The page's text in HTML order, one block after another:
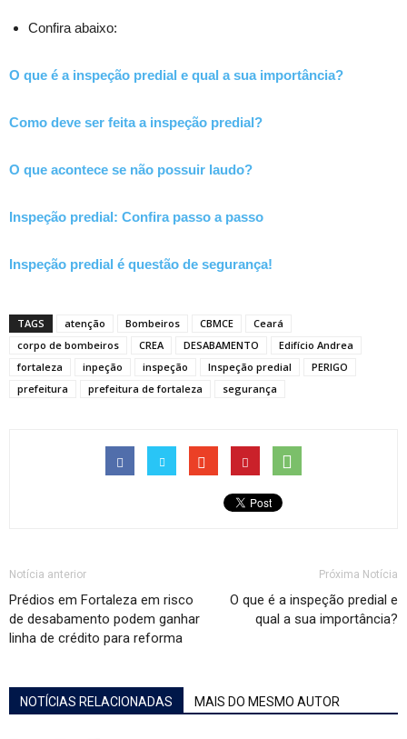
Confira abaixo:
O que é a inspeção predial e qual a sua importância?
Como deve ser feita a inspeção predial?
O que acontece se não possuir laudo?
Inspeção predial: Confira passo a passo
Inspeção predial é questão de segurança!
TAGS atenção Bombeiros CBMCE
Ceará
corpo de bombeiros
CREA DESABAMENTO
Edifício Andrea
fortaleza
inpeção inspeção Inspeção predial
PERIGO
prefeitura
prefeitura de fortaleza segurança
Notícia anterior
Prédios em Fortaleza em risco
de desabamento podem ganhar
linha de crédito para reforma
Próxima Notícia
O que é a inspeção predial e
qual a sua importância?
NOTÍCIAS RELACIONADAS MAIS DO MESMO AUTOR